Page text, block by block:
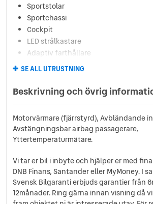
Sportstolar
Sportchassi
Cockpit
LED strålkastare
Adaptiv farthållare
Keyless
Sportratt
Parkeringsassistans
Parkeringssensorer
Rear Traffic Alert
Elbaklucka
230V-uttag
ABS-bromsar
ACC
SE ALL UTRUSTNING
Beskrivning och övrig
Motorvärmare (fjärrstyrd), Avbländande
Avstängningsbar airbag passagerare,
Yttertemperaturmätare.
Vi tar er bil i inbyte och hjälper er med
DNB Finans, Santander eller MyMoney. I
Svensk Bilgaranti erbjuds garantier från
12månader. Ring gärna innan visning då